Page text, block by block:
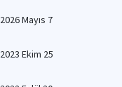
2026 Mayıs 7
2023 Ekim 25